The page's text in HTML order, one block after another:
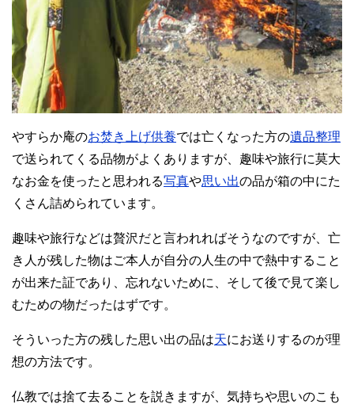
やすらか庵のお焚き上げ供養では亡くなった方の遺品整理
で送られてくる品物がよくありますが、趣味や旅行に莫大
なお金を使ったと思われる写真や思い出の品が箱の中にた
くさん詰められています。
趣味や旅行などは贅沢だと言われればそうなのですが、亡
き人が残した物はご本人が自分の人生の中で熱中すること
が出来た証であり、忘れないために、そして後で見て楽し
むための物だったはずです。
そういった方の残した思い出の品は天にお送りするのが理
想の方法です。
仏教では捨て去ることを説きますが、気持ちや思いのこも